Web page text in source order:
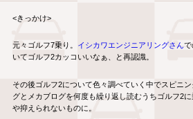
<きっかけ>
元々ゴルフ7乗り。 イシカワエンジニアリングさんで
いてゴルフ2カッコいいなぁ、と再認識。
その後ゴルフ2について色々調べていく中でスピニ
グとメカブログを何度も繰り返し読むうちゴルフ2
や抑えられないものに。